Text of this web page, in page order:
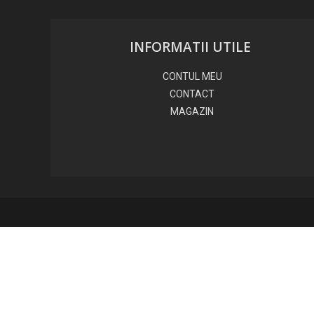
INFORMATII UTILE
CONTUL MEU
CONTACT
MAGAZIN